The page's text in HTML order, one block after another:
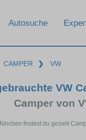
Autosuche
CAMPER ❯ VW
VW
Camper von
findest du gezielt